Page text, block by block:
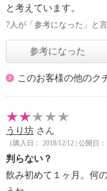
と考えています。
7人が「参考になった」と
参考になった
このお客様の他のク
うり坊 さん
（購入日： 2018/12/12 | 公開日：
判らない？
飲み初めて１ヶ月。何